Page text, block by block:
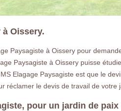
Oissery.
Paysagiste à Oissery pour
Paysagiste à Oissery puisse
Elagage Paysagiste est que le
réclamer le devis de travail de votre
pour un jardin de paix